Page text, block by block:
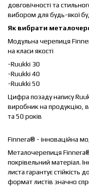
довговічності та
вибором для будь-якої
Як вибрати
Модульна черепиця
на класи якості
-Ruukki 30
-Ruukki 40
-Ruukki 50
Цифра позаду напису
виробник на продукцію,
та 50 років
Finnera® - інноваційна
Металочерепиця
покрівельний матеріал.
листа гарантує
формат листів значно